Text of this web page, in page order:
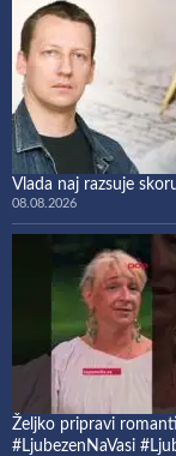
Vlada naj razsuje
08.08.2026
Željko pripravi
#LjubezenNaVasi